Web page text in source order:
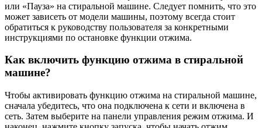
или «Пауза» на стиральной машине. Следует помнить, что это
может зависеть от модели машины, поэтому всегда стоит
обратиться к руководству пользователя за конкретными
инструкциями по остановке функции отжима.
Как включить функцию отжима в стиральной
машине?
Чтобы активировать функцию отжима на стиральной машине,
сначала убедитесь, что она подключена к сети и включена в
сеть. Затем выберите на панели управления режим отжима. И